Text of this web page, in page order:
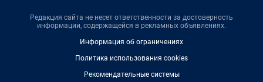
Редакция сайта не несет ответственности за достоверность
информации, содержащейся в рекламных объявлениях.
Информация об ограничениях
Политика использования cookies
Рекомендательные системы